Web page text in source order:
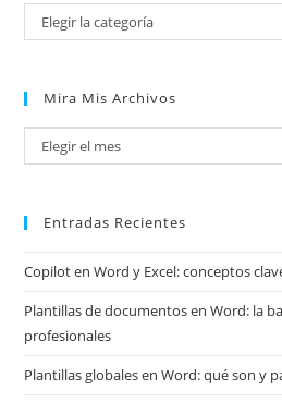
Categorías
Elegir la categoría
Mira Mis Archivos
Mira
mis
Elegir el mes
Entradas Recientes
Copilot en Word y Excel: conceptos
Plantillas de documentos en Word: la
profesionales
Plantillas globales en Word: qué son y